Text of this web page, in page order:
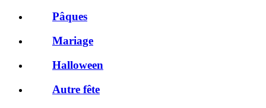
Pâques
Mariage
Halloween
Autre fête